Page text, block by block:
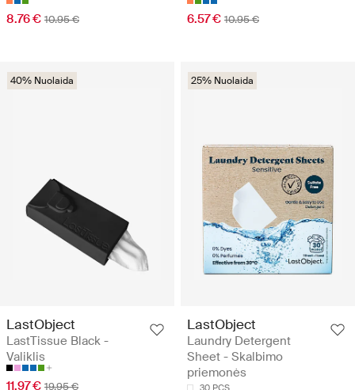
8.76 € 10.95 €
6.57 € 10.95 €
40% Nuolaida
LastObject
LastTissue Black -
Valiklis
11.97 € 19.95 €
25% Nuolaida
LastObject
Laundry Detergent
Sheet - Skalbimo
priemonės
30 PCS